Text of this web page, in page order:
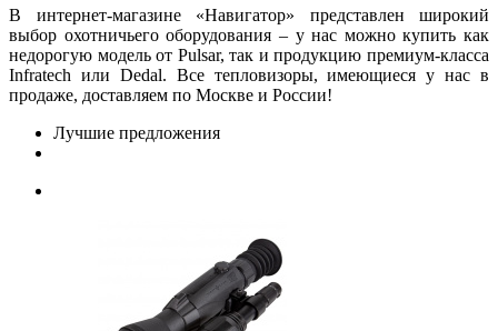
В интернет-магазине «Навигатор» представлен широкий
выбор охотничьего оборудования – у нас можно купить как
недорогую модель от Pulsar, так и продукцию премиум-класса
Infratech или Dedal. Все тепловизоры, имеющиеся у нас в
продаже, доставляем по Москве и России!
Лучшие предложения